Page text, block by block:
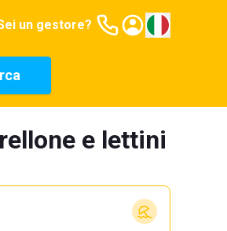
un gestore?
e lettini